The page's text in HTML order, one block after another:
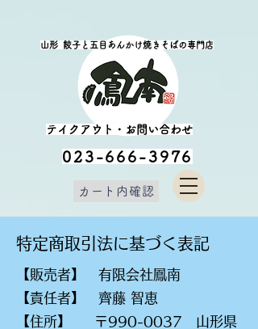
カート内確認
​テイクアウト・お問い合わせ
​023-666-3976
​山形 餃子と五目あんかけ焼きそばの専門店
​特定商取引法に基づく表記
【販売者】 有限会社鳳南
【責任者】 齊藤 智恵
【住所】 〒990-0037 山形県